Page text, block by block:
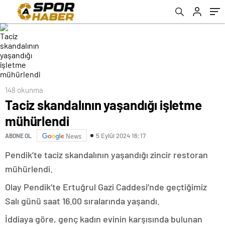
148 okunma
Taciz skandalının yaşandığı işletme
mühürlendi
ABONE OL News 5 Eylül 2024 16:17
Pendik’te taciz skandalının yaşandığı zincir restoran
mühürlendi.
Olay Pendik’te Ertuğrul Gazi Caddesi’nde geçtiğimiz
Salı günü saat 16.00 sıralarında yaşandı.
İddiaya göre, genç kadın evinin karşısında bulunan